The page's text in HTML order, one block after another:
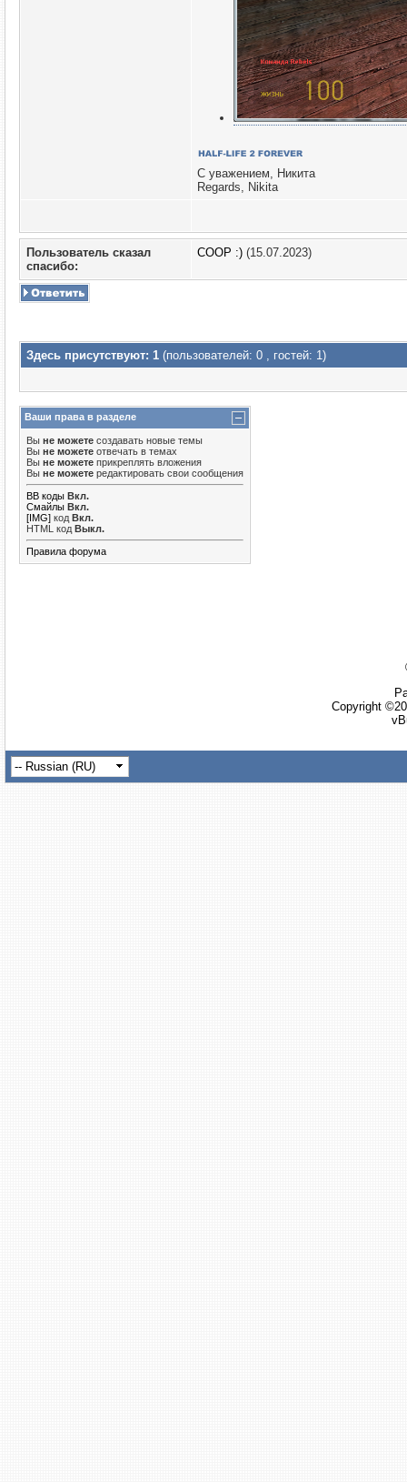
С уважением, Никита
Regards, Nikita
Пользователь сказал
cпасибо:
COOP :) (15.07.2023)
Здесь присутствуют: 1 (пользователей: 0 , гостей: 1)
Ваши права в разделе
Вы не можете создавать новые темы
Вы не можете отвечать в темах
Вы не можете прикреплять вложения
Вы не можете редактировать свои сообщения
BB коды Вкл.
Смайлы Вкл.
[IMG] код Вкл.
HTML код Выкл.
Правила форума
Copyright